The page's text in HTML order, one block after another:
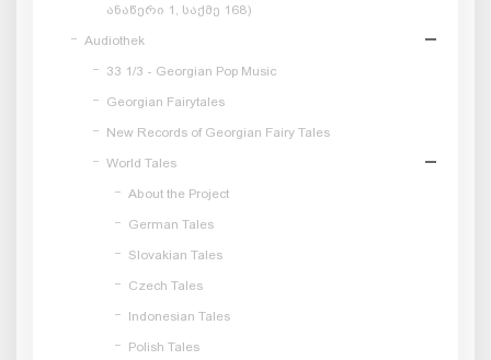
ანაწერი 1, საქმე 168)
Audiothek
33 1/3 - Georgian Pop Music
Georgian Fairytales
New Records of Georgian Fairy Tales
World Tales
About the Project
German Tales
Slovakian Tales
Czech Tales
Indonesian Tales
Polish Tales